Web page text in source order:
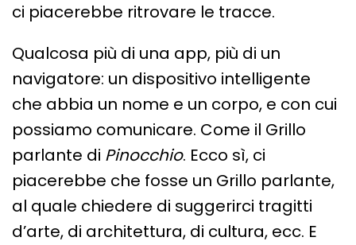
ci piacerebbe ritrovare le tracce.
Qualcosa più di una app, più di un
navigatore: un dispositivo intelligente
che abbia un nome e un corpo, e con cui
possiamo comunicare. Come il Grillo
parlante di Pinocchio. Ecco sì, ci
piacerebbe che fosse un Grillo parlante,
al quale chiedere di suggerirci tragitti
d’arte, di architettura, di cultura, ecc. E